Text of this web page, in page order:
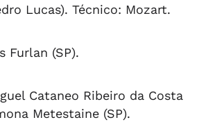
Lucas). Técnico: Mozart.
Furlan (SP).
Cataneo Ribeiro da Costa
Metestaine (SP).